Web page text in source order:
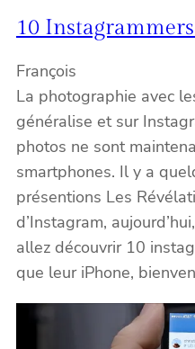
10
François
La photographie avec
généralise et sur
photos ne sont
smartphones. Il y a
présentions Les
d’Instagram,
allez découvrir 10
que leur iPhone,